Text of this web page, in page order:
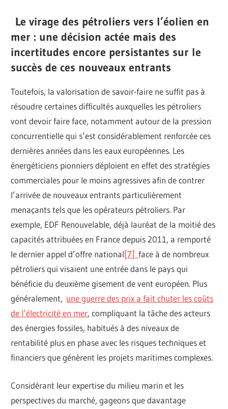
Le virage des pétroliers vers l’éolien en
mer : une décision actée mais des
incertitudes encore persistantes sur le
succès de ces nouveaux entrants
Toutefois, la valorisation de savoir-faire ne suffit pas à
résoudre certaines difficultés auxquelles les pétroliers
vont devoir faire face, notamment autour de la pression
concurrentielle qui s’est considérablement renforcée ces
dernières années dans les eaux européennes. Les
énergéticiens pionniers déploient en effet des stratégies
commerciales pour le moins agressives afin de contrer
l’arrivée de nouveaux entrants particulièrement
menaçants tels que les opérateurs pétroliers. Par
exemple, EDF Renouvelable, déjà lauréat de la moitié des
capacités attribuées en France depuis 2011, a remporté
le dernier appel d’offre national[7]face à de nombreux
pétroliers qui visaient une entrée dans le pays qui
bénéficie du deuxième gisement de vent européen. Plus
généralement, une guerre des prix a fait chuter les coûts
de l’électricité en mer, compliquant la tâche des acteurs
des énergies fossiles, habitués à des niveaux de
rentabilité plus en phase avec les risques techniques et
financiers que génèrent les projets maritimes complexes.
Considérant leur expertise du milieu marin et les
perspectives du marché, gageons que davantage